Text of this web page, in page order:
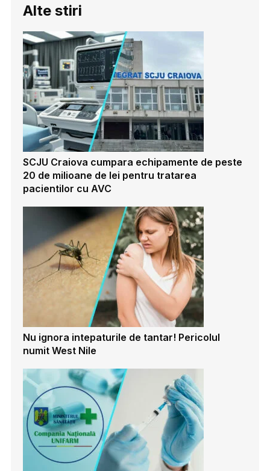
Alte stiri
SCJU Craiova cumpara echipamente de peste
20 de milioane de lei pentru tratarea
pacientilor cu AVC
Nu ignora intepaturile de tantar! Pericolul
numit West Nile